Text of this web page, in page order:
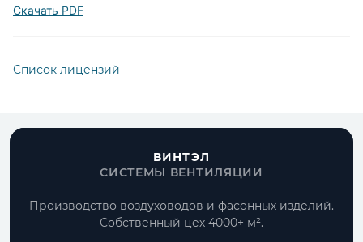
Скачать PDF
Список лицензий
ВИНТЭЛ
СИСТЕМЫ ВЕНТИЛЯЦИИ
Производство воздуховодов и фасонных изделий.
Собственный цех 4000+ м².